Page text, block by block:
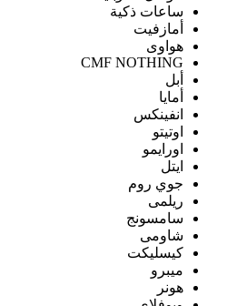
ساعات ذكية
أمازفيت
هواوى
CMF NOTHING
أبل
أمايا
انفينكس
اوتيتو
اورايمو
ايتل
جوي روم
ريلمى
سامسونج
شاومى
كيسليكت
ميبرو
هونر